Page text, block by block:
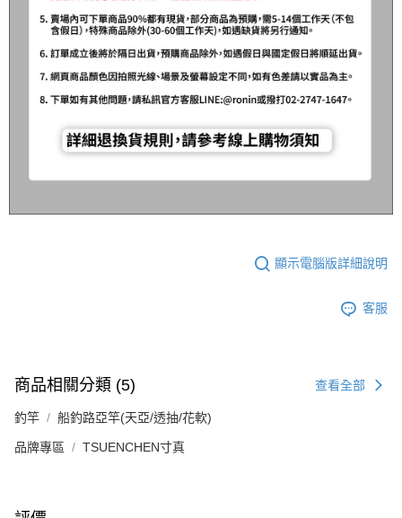
顯示電腦版詳細說明
客服
商品相關分類 (5) 查看全部
釣竿 船釣路亞竿(天亞/透抽/花軟)
品牌專區 TSUENCHEN寸真